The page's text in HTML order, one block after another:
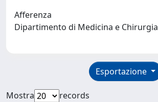
Afferenza
Dipartimento di Medicina e Chirurgia
Esportazione
Mostra
records